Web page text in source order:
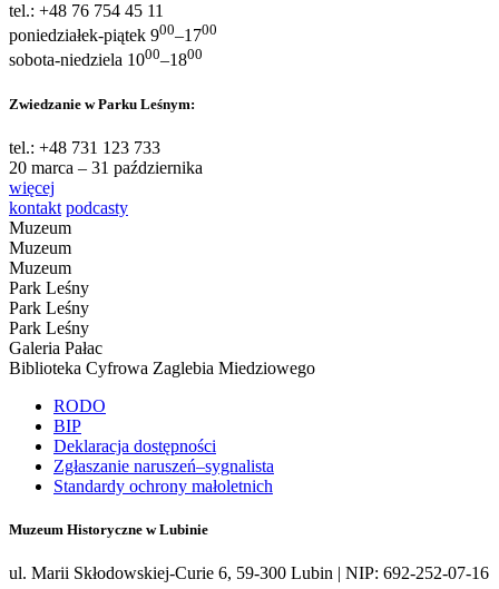
tel.: +48 76 754 45 11
poniedziałek-piątek 900–1700
sobota-niedziela 1000–1800
Zwiedzanie w Parku Leśnym:
tel.: +48 731 123 733
20 marca – 31 października
więcej
kontakt podcasty
Muzeum
Muzeum
Muzeum
Park Leśny
Park Leśny
Park Leśny
Galeria Pałac
Biblioteka Cyfrowa Zaglebia Miedziowego
RODO
BIP
Deklaracja dostępności
Zgłaszanie naruszeń–sygnalista
Standardy ochrony małoletnich
Muzeum Historyczne w Lubinie
ul. Marii Skłodowskiej-Curie 6, 59-300 Lubin | NIP: 692-252-07-16